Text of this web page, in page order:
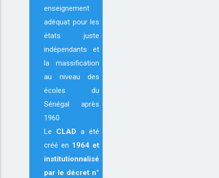
enseignement
adéquat pour les
états juste
indépendants et
la massification
au niveau des
écoles du
Sénégal après
1960
Le CLAD a été
créé en 1964 et
institutionnalisé
par le décret n°